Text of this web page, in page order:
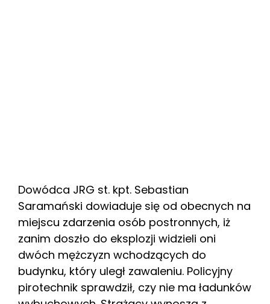
Dowódca JRG st. kpt. Sebastian
Saramański dowiaduje się od obecnych na
miejscu zdarzenia osób postronnych, iż
zanim doszło do eksplozji widzieli oni
dwóch mężczyzn wchodzących do
budynku, który uległ zawaleniu. Policyjny
pirotechnik sprawdził, czy nie ma ładunków